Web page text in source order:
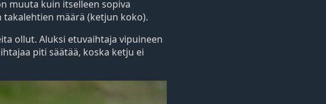
muuta kuin itselleen sopiva
määrä (ketjun koko).
ollut. Aluksi etuvaihtaja vipuineen
piti säätää, koska ketju ei